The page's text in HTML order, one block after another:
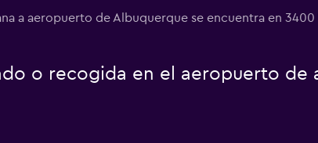
a aeropuerto de Albuquerque se encuentra en
o recogida en el aeropuerto de